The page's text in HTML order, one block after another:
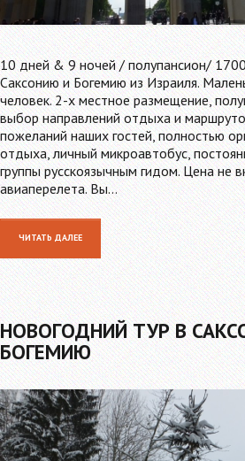
10 дней & 9 ночей / полупансион/
Саксонию и Богемию из Израиля.
человек. 2-х местное размещение,
выбор направлений отдыха и
пожеланий наших гостей, полностью
отдыха, личный микроавтобус,
группы русскоязычным гидом. Цена не
авиаперелета. Вы…
ЧИТАТЬ ДАЛЕЕ
НОВОГОДНИЙ ТУР В
БОГЕМИЮ